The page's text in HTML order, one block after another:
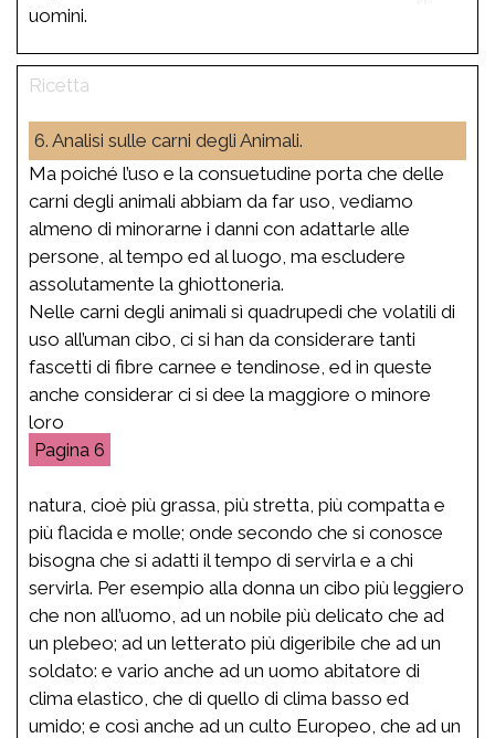
uomini.
6. Analisi sulle carni degli Animali.
Ma poiché l’uso e la consuetudine porta che delle
carni degli animali abbiam da far uso, vediamo
almeno di minorarne i danni con adattarle alle
persone, al tempo ed al luogo, ma escludere
assolutamente la ghiottoneria.
Nelle carni degli animali sì quadrupedi che volatili di
uso all’uman cibo, ci si han da considerare tanti
fascetti di fibre carnee e tendinose, ed in queste
anche considerar ci si dee la maggiore o minore
loro
6
natura, cioè più grassa, più stretta, più compatta e
più flacida e molle; onde secondo che si conosce
bisogna che si adatti il tempo di servirla e a chi
servirla. Per esempio alla donna un cibo più leggiero
che non all’uomo, ad un nobile più delicato che ad
un plebeo; ad un letterato più digeribile che ad un
soldato: e vario anche ad un uomo abitatore di
clima elastico, che di quello di clima basso ed
umido; e così anche ad un culto Europeo, che ad un